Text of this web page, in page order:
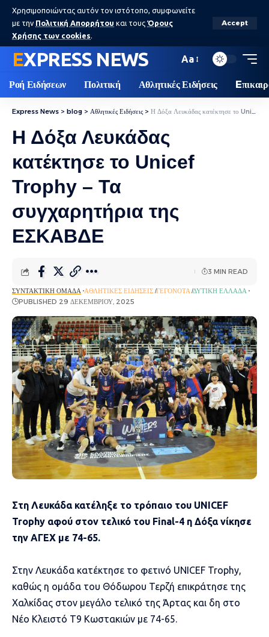
Χρησιμοποιώντας αυτόν τον ιστότοπο, συμφωνείτε
με την Πολιτική Απορρήτου και τους Όρους
Χρήσης των cookies.
Accept
EXPRESS NEWS Aa
Ροή Ειδήσεων Πολιτική Αθλητικές Ειδήσεις
Express News > blog > Αθλητικές Ειδήσεις > Η Δόξα Λευκάδας κατέκτησε το Unicef Trophy – Τα συγχαρητήρια της ΕΣΚΑΒΔΕ
Η Δόξα Λευκάδας
κατέκτησε το Unicef
Trophy – Τα
συγχαρητήρια της
ΕΣΚΑΒΔΕ
ΣΥΝΤΑΚΤΙΚΉ ΟΜΆΔΑ ΑΘΛΗΤΙΚΈΣ ΕΙΔΉΣΕΙΣ ΓΕΓΟΝΌΤΑ ΔΥΤΙΚΉ ΕΛΛΆΔΑ
PUBLISHED 29 ΔΕΚΕΜΒΡΊΟΥ, 2025
3 MIN READ
Στη Λευκάδα κατέληξε το τρόπαιο του UNICEF
Trophy αφού στον τελικό του Final-4 η Δόξα νίκησε
την ΑΓΕΧ με 74-65.
Στην Λευκάδα κατέκτησε το φετινό UNICEF Trophy,
καθώς η ομάδα του Θόδωρου Τερζή επικράτησε της
Χαλκίδας στον μεγάλο τελικό της Άρτας και δη στο
Νέο Κλειστό Τ9 Κωστακιών με 74-65.